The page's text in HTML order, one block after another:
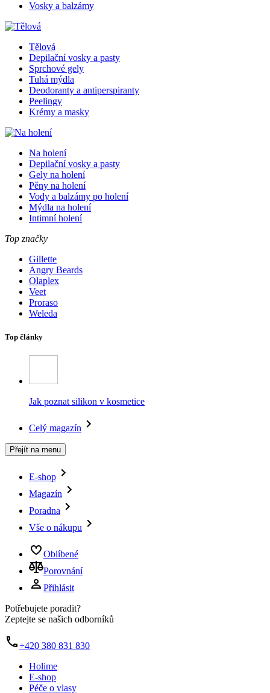
Vosky a balzámy
Tělová
Depilační vosky a pasty
Sprchové gely
Tuhá mýdla
Deodoranty a antiperspiranty
Peelingy
Krémy a masky
Na holení
Depilační vosky a pasty
Gely na holení
Pěny na holení
Vody a balzámy po holení
Mýdla na holení
Intimní holení
Top značky
Gillette
Angry Beards
Olaplex
Veet
Proraso
Weleda
Top články
Jak poznat silikon v kosmetice
Celý magazín
Přejít na menu
E-shop
Magazín
Poradna
Vše o nákupu
Oblíbené
Porovnání
Přihlásit
Potřebujete poradit?
Zeptejte se našich odborníků
+420 380 831 830
Holime
E-shop
Péče o vlasy